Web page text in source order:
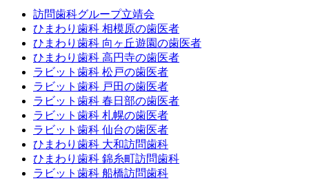
訪問歯科グループ立靖会
ひまわり歯科 相模原の歯医者
ひまわり歯科 向ヶ丘遊園の歯医者
ひまわり歯科 高円寺の歯医者
ラビット歯科 松戸の歯医者
ラビット歯科 戸田の歯医者
ラビット歯科 春日部の歯医者
ラビット歯科 札幌の歯医者
ラビット歯科 仙台の歯医者
ひまわり歯科 大和訪問歯科
ひまわり歯科 錦糸町訪問歯科
ラビット歯科 船橋訪問歯科